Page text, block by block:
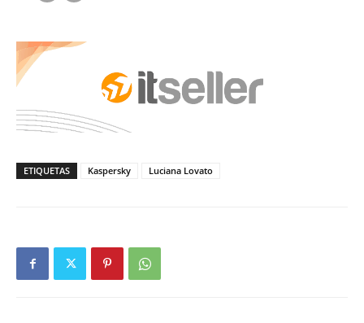
ETIQUETAS Kaspersky Luciana Lovato